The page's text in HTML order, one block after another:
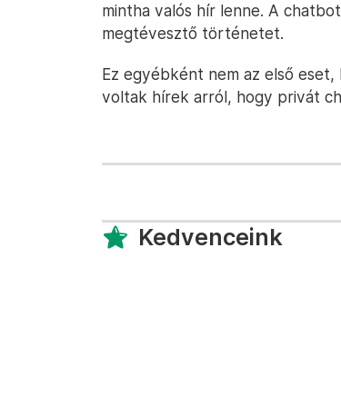
mintha valós hír lenne. A
megtévesztő történetet.
Ez egyébként nem az első
voltak hírek arról, hogy privát
Kedvenceink